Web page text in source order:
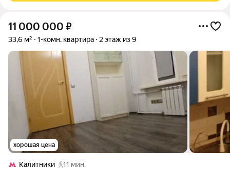
11 000 000 ₽
33,6 м² 1-комн. квартира 2 этаж из 9
хорошая цена
Калитники
11 мин.